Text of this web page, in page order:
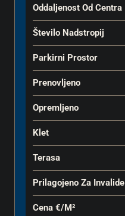
Oddaljenost Od Centra
Število Nadstropij
Parkirni Prostor
Prenovljeno
Opremljeno
Klet
Terasa
Prilagojeno Za Invalide
Cena €‎/m²